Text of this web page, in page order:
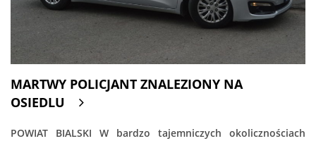
MARTWY POLICJANT ZNALEZIONY NA
OSIEDLU
POWIAT BIALSKI W bardzo tajemniczych okolicznościach